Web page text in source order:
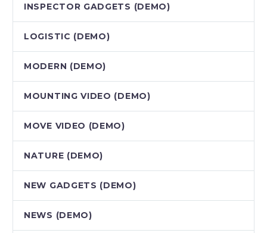
INSPECTOR GADGETS (DEMO)
LOGISTIC (DEMO)
MODERN (DEMO)
MOUNTING VIDEO (DEMO)
MOVE VIDEO (DEMO)
NATURE (DEMO)
NEW GADGETS (DEMO)
NEWS (DEMO)